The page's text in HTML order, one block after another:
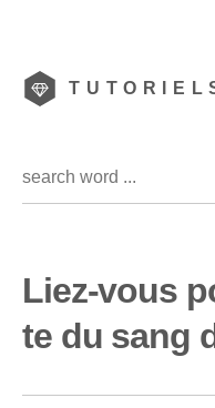
Liez-vous
te du sang